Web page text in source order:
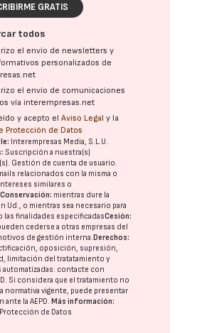
GRATIS
todos
el envío de newsletters y
personalizados de
el envío de comunicaciones
vía interempresas.net
y acepto elAviso Legal y la
Protección de Datos
Interempresas Media, S.L.U.
Suscripción a nuestra(s)
Gestión de cuenta de usuario.
relacionados con la misma o
similares o
Conservación: mientras dure la
Ud., o mientras sea necesario para
las finalidades especificadasCesión:
cederse a otras empresas del
de gestión interna.Derechos:
oposición, supresión,
limitación del tratatamiento y
contacte con
. Si considera que el tratamiento no
normativa vigente, puede presentar
ante laAEPD.Más información:
de Datos